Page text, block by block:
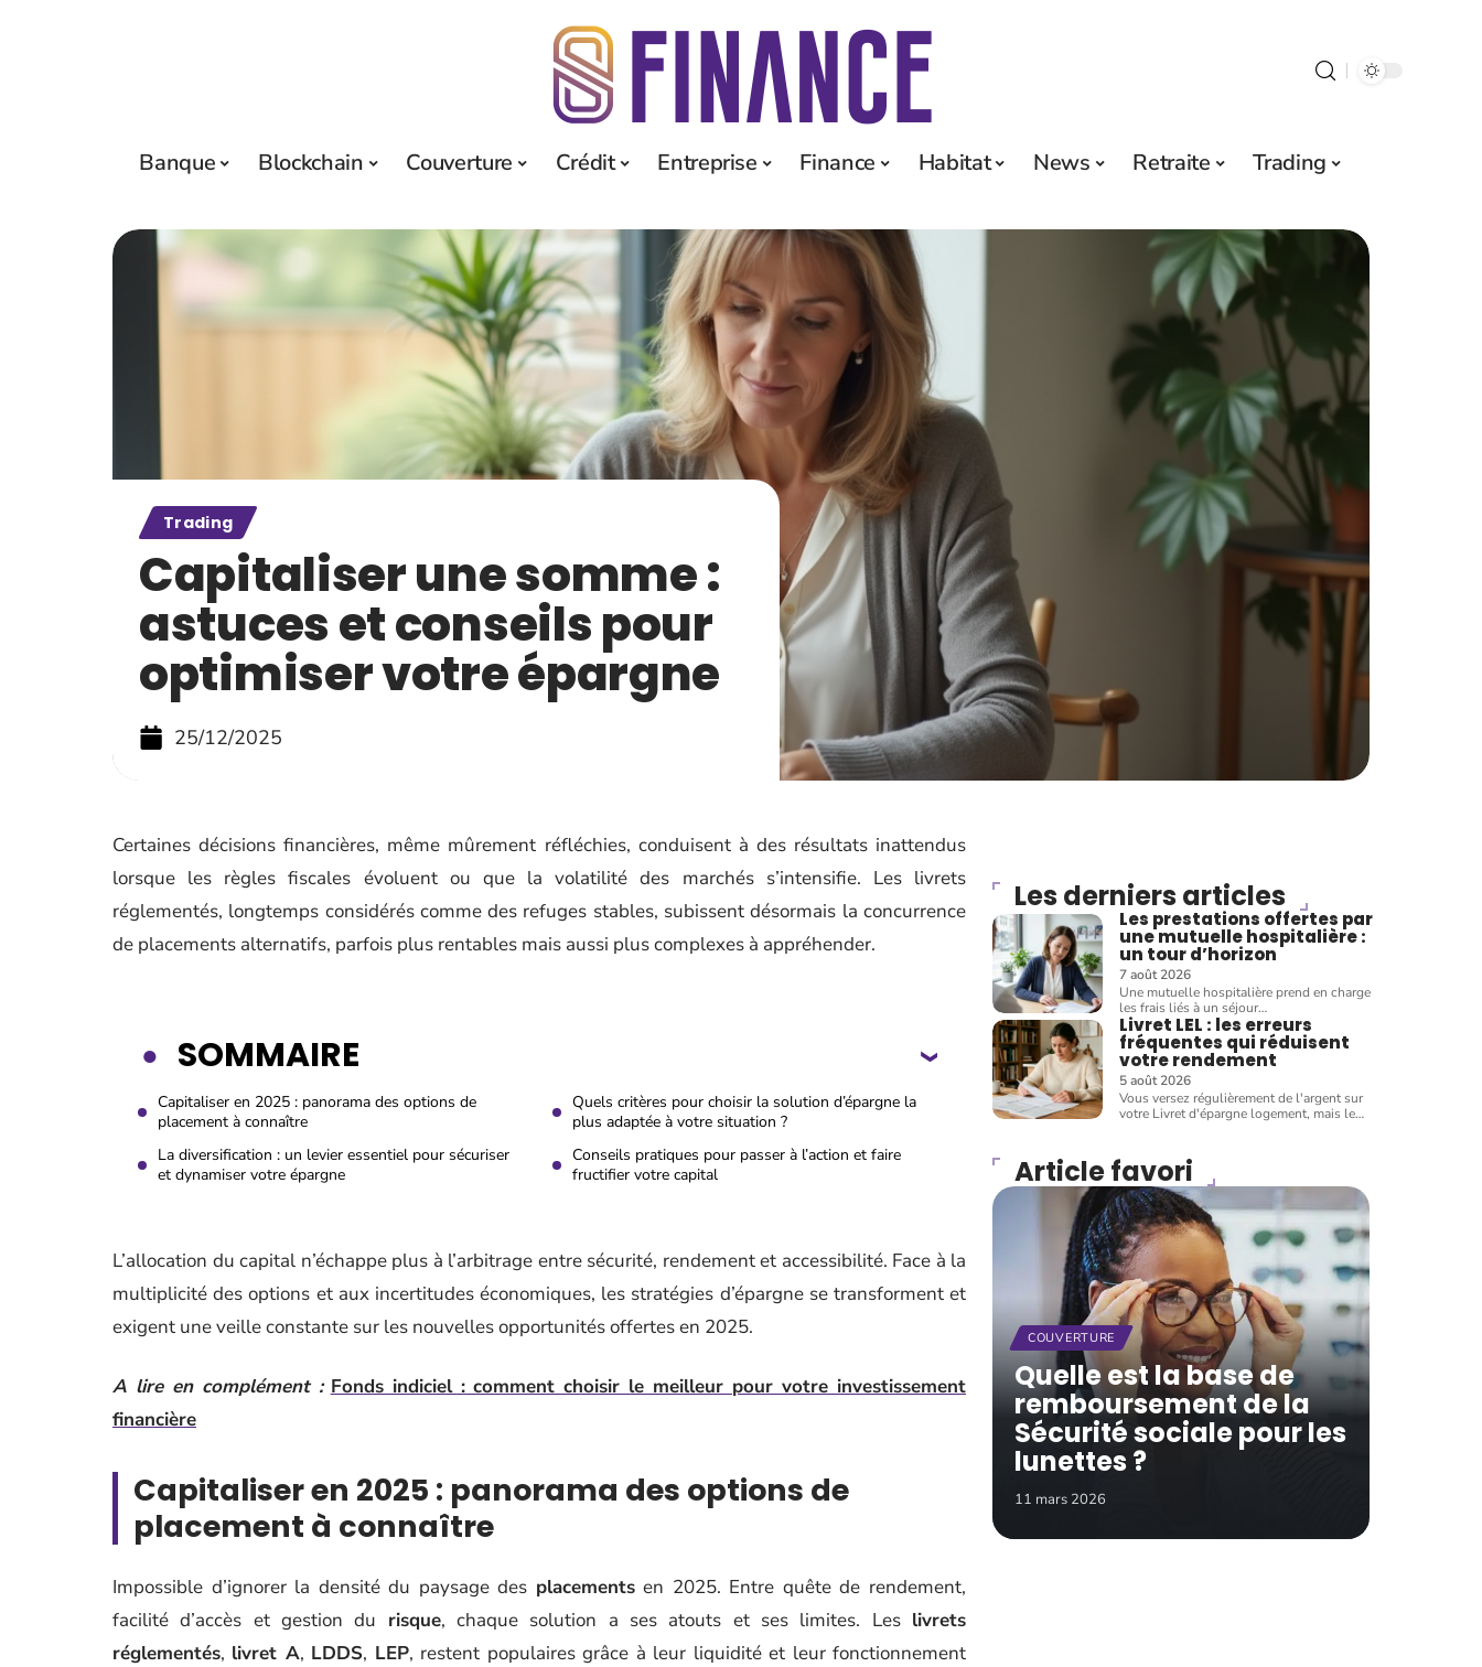
Banque Blockchain Couverture Crédit Entreprise Finance Habitat News Retraite Trading
Trading
Capitaliser une somme :
astuces et conseils pour
optimiser votre épargne
25/12/2025
Certaines décisions financières, même mûrement réfléchies, conduisent à des résultats inattendus
lorsque les règles fiscales évoluent ou que la volatilité des marchés s’intensifie. Les livrets
réglementés, longtemps considérés comme des refuges stables, subissent désormais la concurrence
de placements alternatifs, parfois plus rentables mais aussi plus complexes à appréhender.
SOMMAIRE
Capitaliser en 2025 : panorama des options de
placement à connaître
Quels critères pour choisir la solution d’épargne la
plus adaptée à votre situation ?
La diversification : un levier essentiel pour sécuriser
et dynamiser votre épargne
Conseils pratiques pour passer à l’action et faire
fructifier votre capital
L’allocation du capital n’échappe plus à l’arbitrage entre sécurité, rendement et accessibilité. Face à la
multiplicité des options et aux incertitudes économiques, les stratégies d’épargne se transforment et
exigent une veille constante sur les nouvelles opportunités offertes en 2025.
A lire en complément : Fonds indiciel : comment choisir le meilleur pour votre investissement
financière
Capitaliser en 2025 : panorama des options de
placement à connaître
Impossible d’ignorer la densité du paysage des placementsen 2025. Entre quête de rendement,
facilité d’accès et gestion du risque, chaque solution a ses atouts et ses limites. Les livrets
réglementés, livret A, LDDS, LEP, restent populaires grâce à leur liquidité et leur fonctionnement
Les derniers articles
Les prestations offertes par
une mutuelle hospitalière :
un tour d’horizon
7 août 2026
Une mutuelle hospitalière prend en charge
les frais liés à un séjour…
Livret LEL : les erreurs
fréquentes qui réduisent
votre rendement
5 août 2026
Vous versez régulièrement de l'argent sur
votre Livret d'épargne logement, mais le…
Article favori
COUVERTURE
Quelle est la base de
remboursement de la
Sécurité sociale pour les
lunettes ?
11 mars 2026